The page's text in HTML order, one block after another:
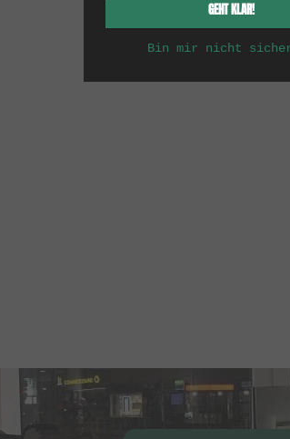
GEHT KLAR!
Bin mir nicht